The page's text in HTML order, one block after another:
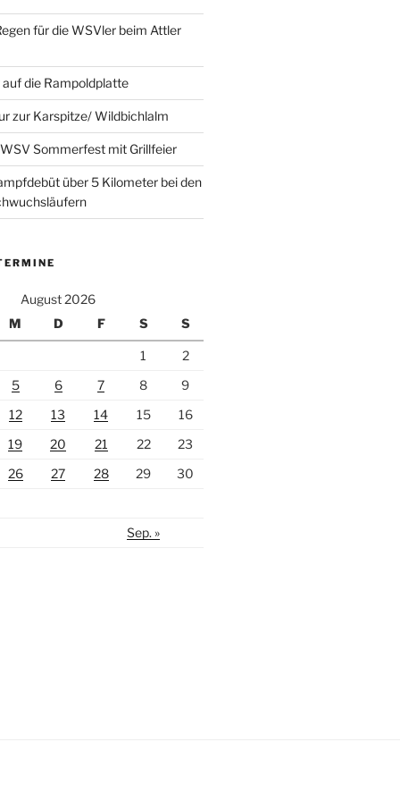
für die WSVler beim Attler
die Rampoldplatte
zur Karspitze/ Wildbichlalm
Sommerfest mit Grillfeier
über 5 Kilometer bei den
August 2026
M D F S S
1
2
5 6 7 8
9
12 13 14 15
16
19 20 21 22
23
26 27 28 29
30
Sep. »